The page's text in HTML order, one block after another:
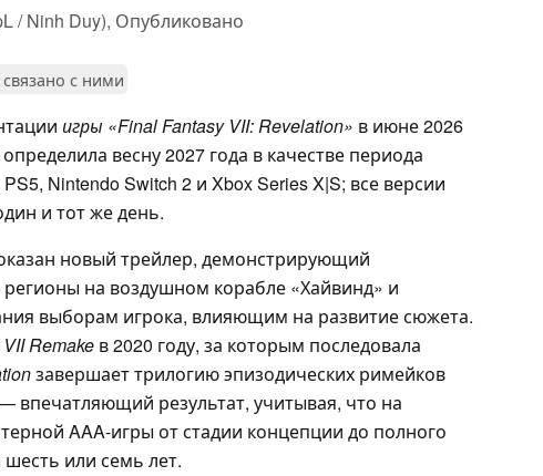
/ Ninh Duy), Опубликовано
с ними
игры «Final Fantasy VII: Revelation» в июне 2026
весну 2027 года в качестве периода
Nintendo Switch 2 и Xbox Series X|S; все версии
и тот же день.
новый трейлер, демонстрирующий
на воздушном корабле «Хайвинд» и
выборам игрока, влияющим на развитие сюжета.
Remake в 2020 году, за которым последовала
завершает трилогию эпизодических римейков
впечатляющий результат, учитывая, что на
AAA-игры от стадии концепции до полного
или семь лет.